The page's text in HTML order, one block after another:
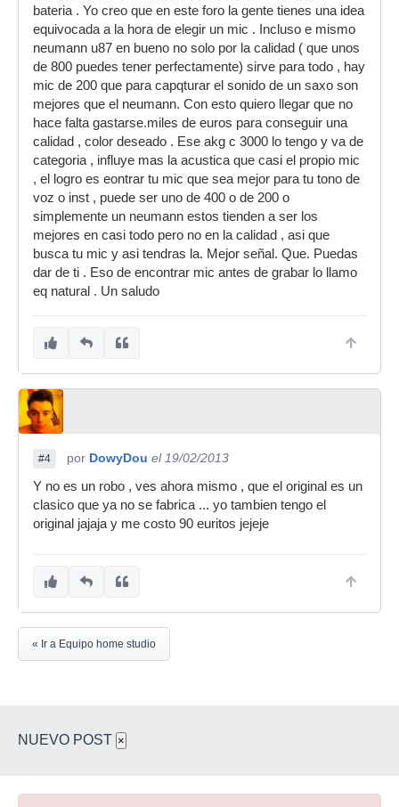
bateria . Yo creo que en este foro la gente tienes una idea
equivocada a la hora de elegir un mic . Incluso e mismo
neumann u87 en bueno no solo por la calidad ( que unos
de 800 puedes tener perfectamente) sirve para todo , hay
mic de 200 que para capqturar el sonido de un saxo son
mejores que el neumann. Con esto quiero llegar que no
hace falta gastarse.miles de euros para conseguir una
calidad , color deseado . Ese akg c 3000 lo tengo y va de
categoria , influye mas la acustica que casi el propio mic
, el logro es eontrar tu mic que sea mejor para tu tono de
voz o inst , puede ser uno de 400 o de 200 o
simplemente un neumann estos tienden a ser los
mejores en casi todo pero no en la calidad , asi que
busca tu mic y asi tendras la. Mejor señal. Que. Puedas
dar de ti . Eso de encontrar mic antes de grabar lo llamo
eq natural . Un saludo
#4 por DowyDou el 19/02/2013
Y no es un robo , ves ahora mismo , que el original es un
clasico que ya no se fabrica ... yo tambien tengo el
original jajaja y me costo 90 euritos jejeje
« Ir a Equipo home studio
NUEVO POST ×